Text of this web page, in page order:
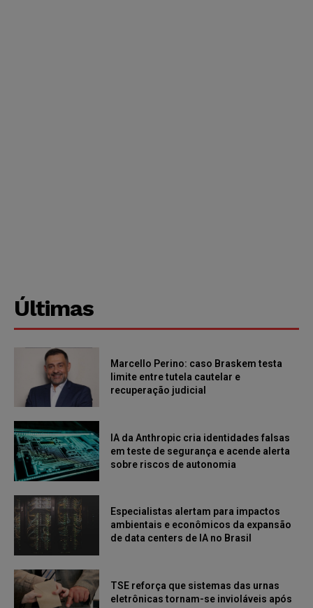
Últimas
Marcello Perino: caso Braskem testa
limite entre tutela cautelar e
recuperação judicial
IA da Anthropic cria identidades falsas
em teste de segurança e acende alerta
sobre riscos de autonomia
Especialistas alertam para impactos
ambientais e econômicos da expansão
de data centers de IA no Brasil
TSE reforça que sistemas das urnas
eletrônicas tornam-se invioláveis após